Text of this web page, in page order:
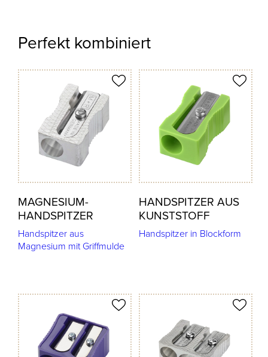
Perfekt kombiniert
MAGNESIUM-
HANDSPITZER
Handspitzer aus
Magnesium mit Griffmulde
merken
HANDSPITZER AUS
KUNSTSTOFF
Handspitzer in Blockform
Produkt merken
merken Produkt merken